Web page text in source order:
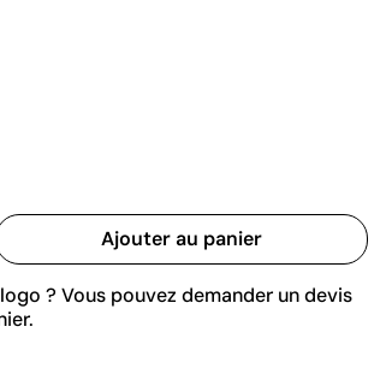
Ajouter au panier
? Vous pouvez demander un devis